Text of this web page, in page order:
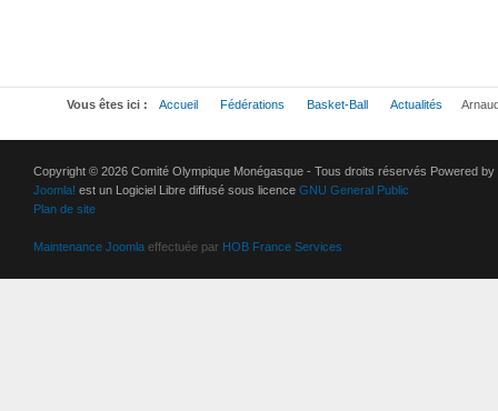
Vous êtes ici : Accueil Fédérations Basket-Ball Actualités
Copyright © 2026 Comité Olympique Monégasque - Tous droits réservés Powered by
Joomla! est un Logiciel Libre diffusé sous licence GNU General Public
Plan de site
Maintenance Joomla effectuée par HOB France Services